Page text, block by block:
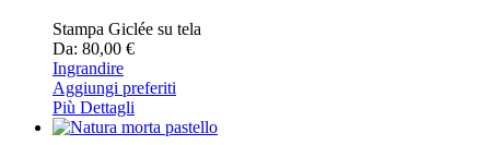
Stampa Giclée su tela
Da: 80,00 €
Ingrandire
Aggiungi preferiti
Più Dettagli